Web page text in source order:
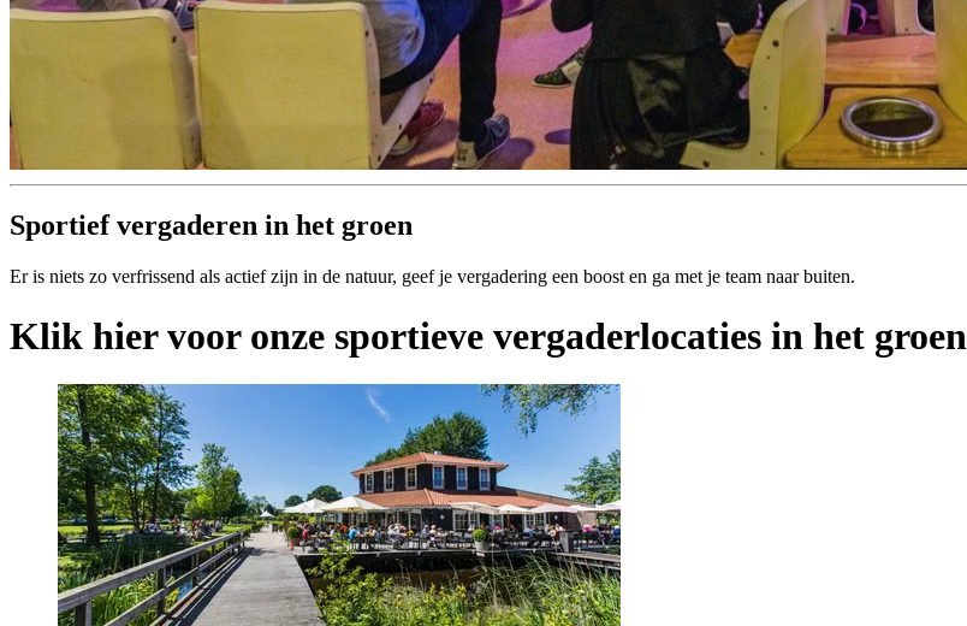
Sportief vergaderen in het groen
Er is niets zo verfrissend als actief zijn in de natuur, geef je vergadering een boost en ga met je team naar buiten.
Klik hier voor onze sportieve vergaderlocaties in het groen